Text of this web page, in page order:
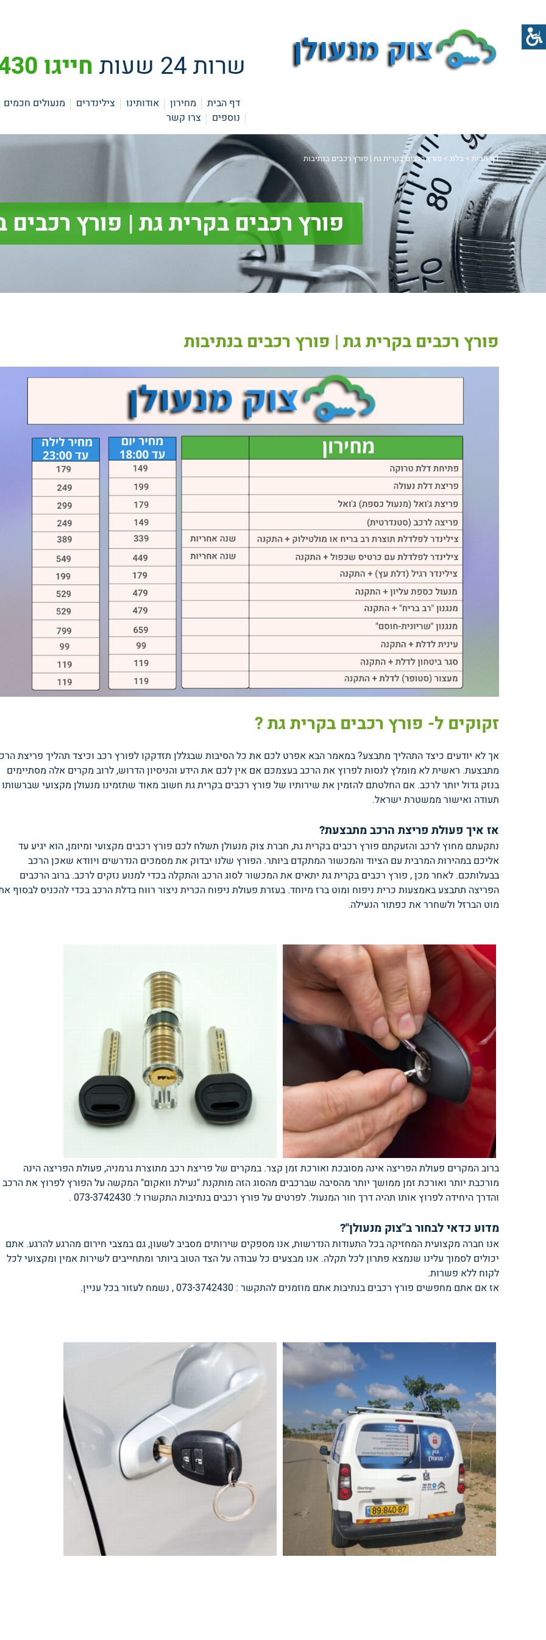
שרות 24 שעות חייגו 073-3742430
דף הבית מחירון אודותינו צילינדרים
מנעולים חכמים
נוספים
צרו קשר
דף הבית > בלוג > פורץ רכבים בקרית גת | פורץ רכבים בנתיבות
פורץ רכבים בקרית גת | פורץ רכבים
פורץ רכבים בקרית גת | פורץ רכבים בנתיבות
זקוקים ל- פורץ רכבים בקרית גת ?
אך לא יודעים כיצד התהליך מתבצע? במאמר הבא אפרט לכם את כל הסיבות שבגללן תזדקקו לפורץ רכב וכיצד תהליך פריצת
מתבצעת. ראשית לא מומלץ לנסות לפרוץ את הרכב בעצמכם אם אין לכם את הידע והניסיון הדרוש, לרוב מקרים אלה מסתיימים
בנזק גדול יותר לרכב. אם החלטתם להזמין את שירותיו של פורץ רכבים בקרית גת חשוב מאוד שתזמינו מנעולן מקצועי שברשותו
תעודה ואישור ממשטרת ישראל.
אז איך פעולת פריצת הרכב מתבצעת?
נתקעתם מחוץ לרכב והזעקתם פורץ רכבים בקרית גת, חברת צוק מנעולן תשלח לכם פורץ רכבים מקצועי ומיומן, הוא יגיע עד
אליכם במהירות המרבית עם הציוד והמכשור המתקדם ביותר. הפורץ שלנו יבדוק את מסמכים הנדרשים ויוודא שאכן הרכב
בבעלותכם. לאחר מכן , פורץ רכבים בקרית גת יתאים את המכשור לסוג הרכב והתקלה בכדי למנוע נזקים לרכב. ברוב הרכבים
הפריצה תתבצע באמצעות כרית ניפוח ומוט ברז מיוחד. בעזרת פעולת ניפוח הכרית ניצור רווח בדלת הרכב בכדי להכניס לבסוף
מוט הברזל ולשחרר את כפתור הנעילה.
ברוב המקרים פעולת הפריצה אינה מסובכת ואורכת זמן קצר. במקרים של פריצת רכב מתוצרת גרמניה, פעולת הפריצה הינה
מורכבת יותר ואורכת זמן ממושך יותר מהסיבה שברכבים מהסוג הזה מותקנת "נעילת וואקום" המקשה על הפורץ לפרוץ את הרכב
והדרך היחידה לפרוץ אותו תהיה דרך חור המנעול. לפרטים על פורץ רכבים בנתיבות התקשרו ל: 073-3742430 .
מדוע כדאי לבחור ב"צוק מנעולן"?
אנו חברה מקצועית המחזיקה בכל התעודות הנדרשות, אנו מספקים שירותים מסביב לשעון, גם במצבי חירום מהרגע להרגע. אתם
יכולים לסמוך עלינו שנמצא פתרון לכל תקלה. אנו מבצעים כל עבודה על הצד הטוב ביותר ומתחייבים לשירות אמין ומקצועי לכל
לקוח ללא פשרות.
אז אם אתם מחפשים פורץ רכבים בנתיבות אתם מוזמנים להתקשר : 073-3742430 , נשמח לעזור בכל עניין.